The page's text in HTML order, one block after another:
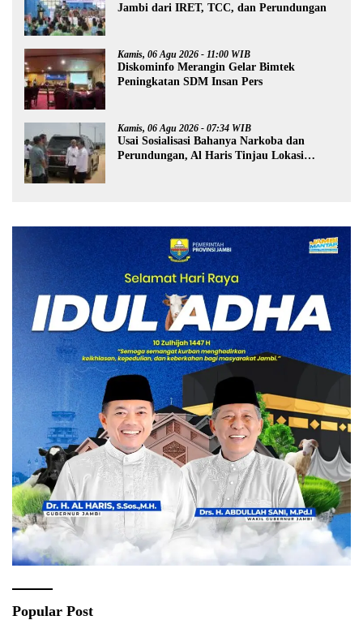
Jambi dari IRET, TCC, dan Perundungan
Kamis, 06 Agu 2026 - 11:00 WIB
Diskominfo Merangin Gelar Bimtek
Peningkatan SDM Insan Pers
Kamis, 06 Agu 2026 - 07:34 WIB
Usai Sosialisasi Bahanya Narkoba dan
Perundungan, Al Haris Tinjau Lokasi
Popular Post